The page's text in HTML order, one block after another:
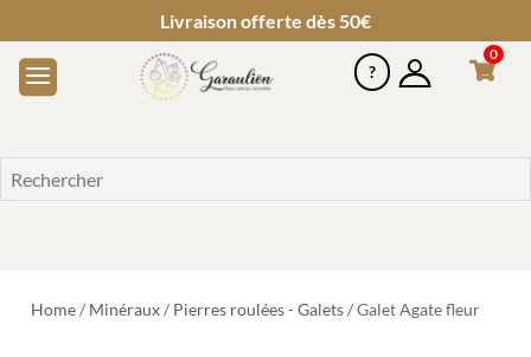
Livraison offerte dès 50€
0
Home/ Minéraux/ Pierres roulées - Galets/ Galet Agate fleur